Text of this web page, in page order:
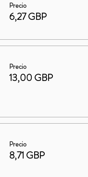
Precio
6,27 GBP
Precio
13,00 GBP
Precio
8,71 GBP